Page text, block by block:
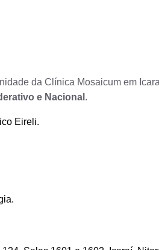
da Clínica Mosaicum em
e Nacional .
Eireli.